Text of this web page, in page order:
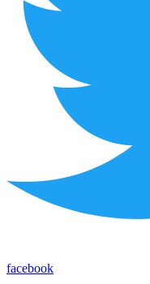
facebook